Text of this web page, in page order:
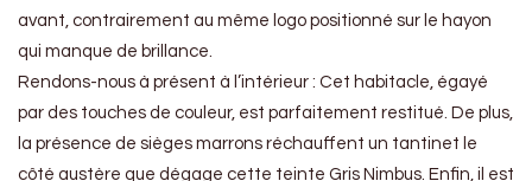
avant, contrairement au même logo positionné sur le hayon
qui manque de brillance.
Rendons-nous à présent à l’intérieur : Cet habitacle, égayé
par des touches de couleur, est parfaitement restitué. De plus,
la présence de sièges marrons réchauffent un tantinet le
côté austère que dégage cette teinte Gris Nimbus. Enfin, il est